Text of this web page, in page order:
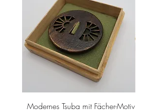
Modernes Tsuba mit Fächer-Motiv